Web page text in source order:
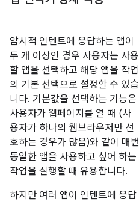
암시적 인텐트에 응답하는 앱이
두 개 이상인 경우 사용자는 사용
할 앱을 선택하고 해당 앱을 작업
의 기본 선택으로 설정할 수 있습
니다. 기본값을 선택하는 기능은
사용자가 웹페이지를 열 때 (사
용자가 하나의 웹브라우저만 선
호하는 경우가 많음)와 같이 매번
동일한 앱을 사용하고 싶어 하는
작업을 실행할 때 유용합니다.
하지만 여러 앱이 인텐트에 응답